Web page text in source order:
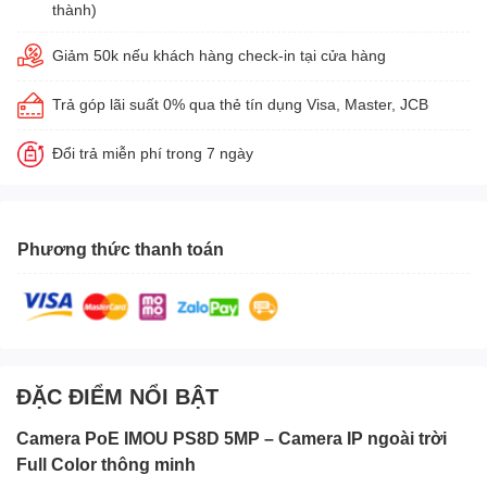
thành)
Giảm 50k nếu khách hàng check-in tại cửa hàng
Trả góp lãi suất 0% qua thẻ tín dụng Visa, Master, JCB
Đổi trả miễn phí trong 7 ngày
Phương thức thanh toán
ĐẶC ĐIỂM NỔI BẬT
Camera PoE IMOU PS8D 5MP – Camera IP ngoài trời
Full Color thông minh